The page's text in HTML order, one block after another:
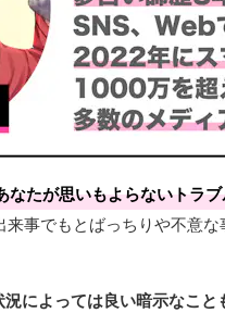
なたが思いもよらないトラ
来事でもとばっちりや不意
によっては良い暗示なこと